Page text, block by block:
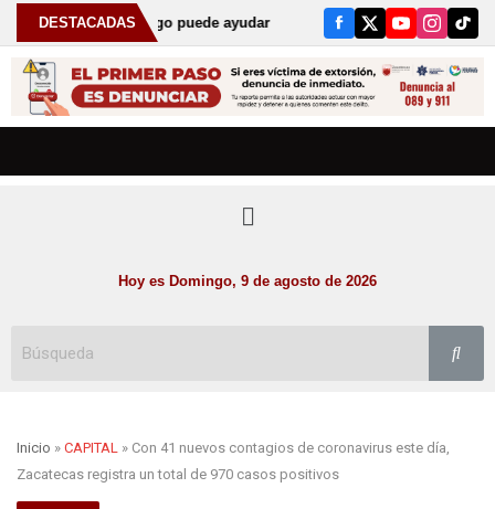
DESTACADAS
odontólogo puede ayudar a detectar el bruxismo Anuncia
Hoy es Domingo, 9 de agosto de 2026
Inicio » CAPITAL » Con 41 nuevos contagios de coronavirus este día,
Zacatecas registra un total de 970 casos positivos